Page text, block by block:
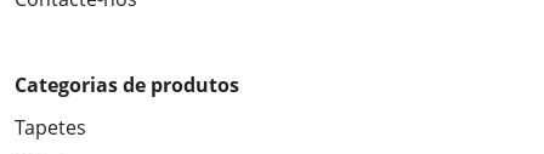
Categorias de produtos
Tapetes